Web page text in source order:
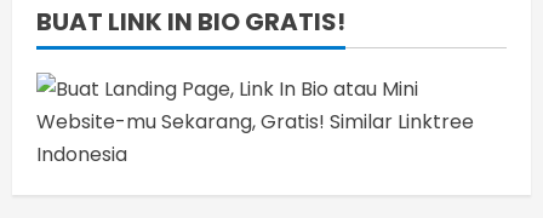
BUAT LINK IN BIO GRATIS!